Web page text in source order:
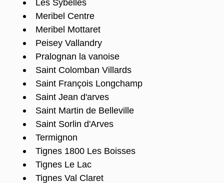
Les Sybelles
Meribel Centre
Meribel Mottaret
Peisey Vallandry
Pralognan la vanoise
Saint Colomban Villards
Saint François Longchamp
Saint Jean d'arves
Saint Martin de Belleville
Saint Sorlin d'Arves
Termignon
Tignes 1800 Les Boisses
Tignes Le Lac
Tignes Val Claret